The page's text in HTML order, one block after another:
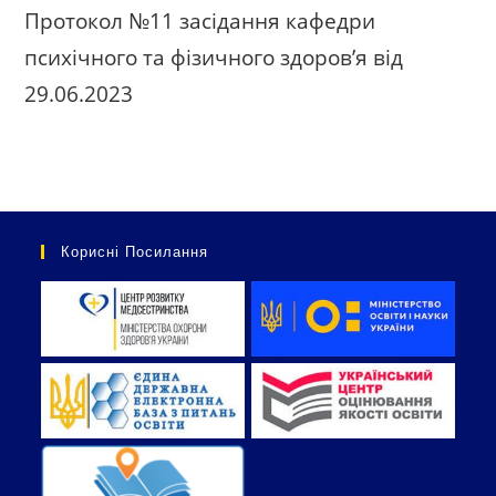
Протокол №11 засідання кафедри
психічного та фізичного здоров’я від
29.06.2023
Корисні Посилання